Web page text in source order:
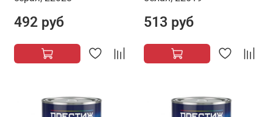
492 руб 513 руб